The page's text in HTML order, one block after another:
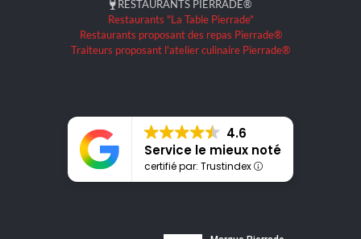
RESTAURANTS PIERRADE®
Restaurants "La Table Pierrade"
Restaurants proposant des repas Pierrade®
Traiteurs proposant l'atelier culinaire Pierrade®
4.6
Service le mieux noté
certifié par: Trustindex